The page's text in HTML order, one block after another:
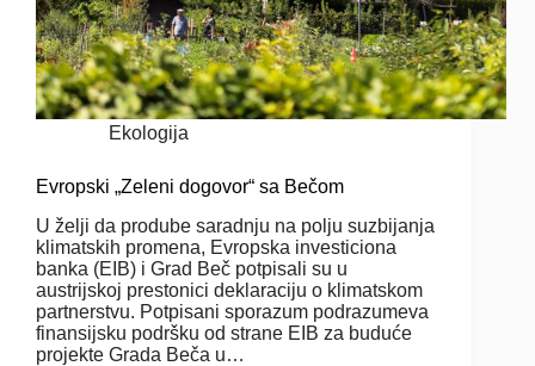
Ekologija
Evropski „Zeleni dogovor“ sa Bečom
U želji da prodube saradnju na polju suzbijanja
klimatskih promena, Evropska investiciona
banka (EIB) i Grad Beč potpisali su u
austrijskoj prestonici deklaraciju o klimatskom
partnerstvu. Potpisani sporazum podrazumeva
finansijsku podršku od strane EIB za buduće
projekte Grada Beča u…